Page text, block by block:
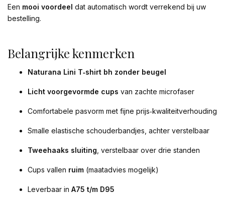
Een mooi voordeel dat automatisch wordt verrekend bij uw
bestelling.
Belangrijke kenmerken
Naturana Lini T‑shirt bh zonder beugel
Licht voorgevormde cups van zachte microfaser
Comfortabele pasvorm met fijne prijs‑kwaliteitverhouding
Smalle elastische schouderbandjes, achter verstelbaar
Tweehaaks sluiting , verstelbaar over drie standen
Cups vallen ruim (maatadvies mogelijk)
Leverbaar in A75 t/m D95